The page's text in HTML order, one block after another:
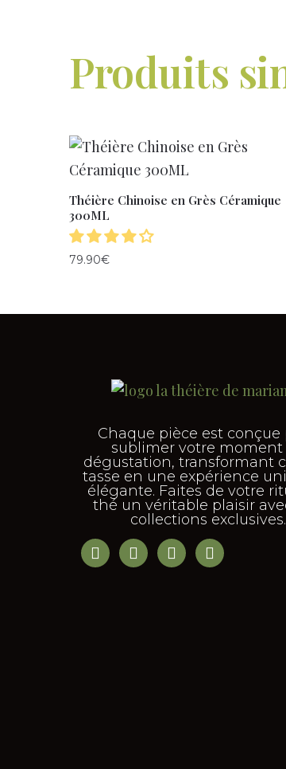
Produits
Théière Chinoise en Grès Céramique
300ML
79.90€
Chaque pièce est conçue
sublimer votre moment
dégustation, transformant
tasse en une expérience
élégante. Faites de votre
thé un véritable plaisir
collections exclusives.